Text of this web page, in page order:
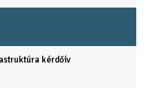
kérdőív